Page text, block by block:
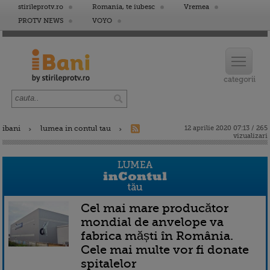
stirileprotv.ro Romania, te iubesc
Vremea
PROTV NEWS
VOYO
ibani lumea in contul tau
12 aprilie 2020 07:13 / 265
vizualizari
Cel mai mare producător
mondial de anvelope va
fabrica măști în România.
Cele mai multe vor fi donate
spitalelor